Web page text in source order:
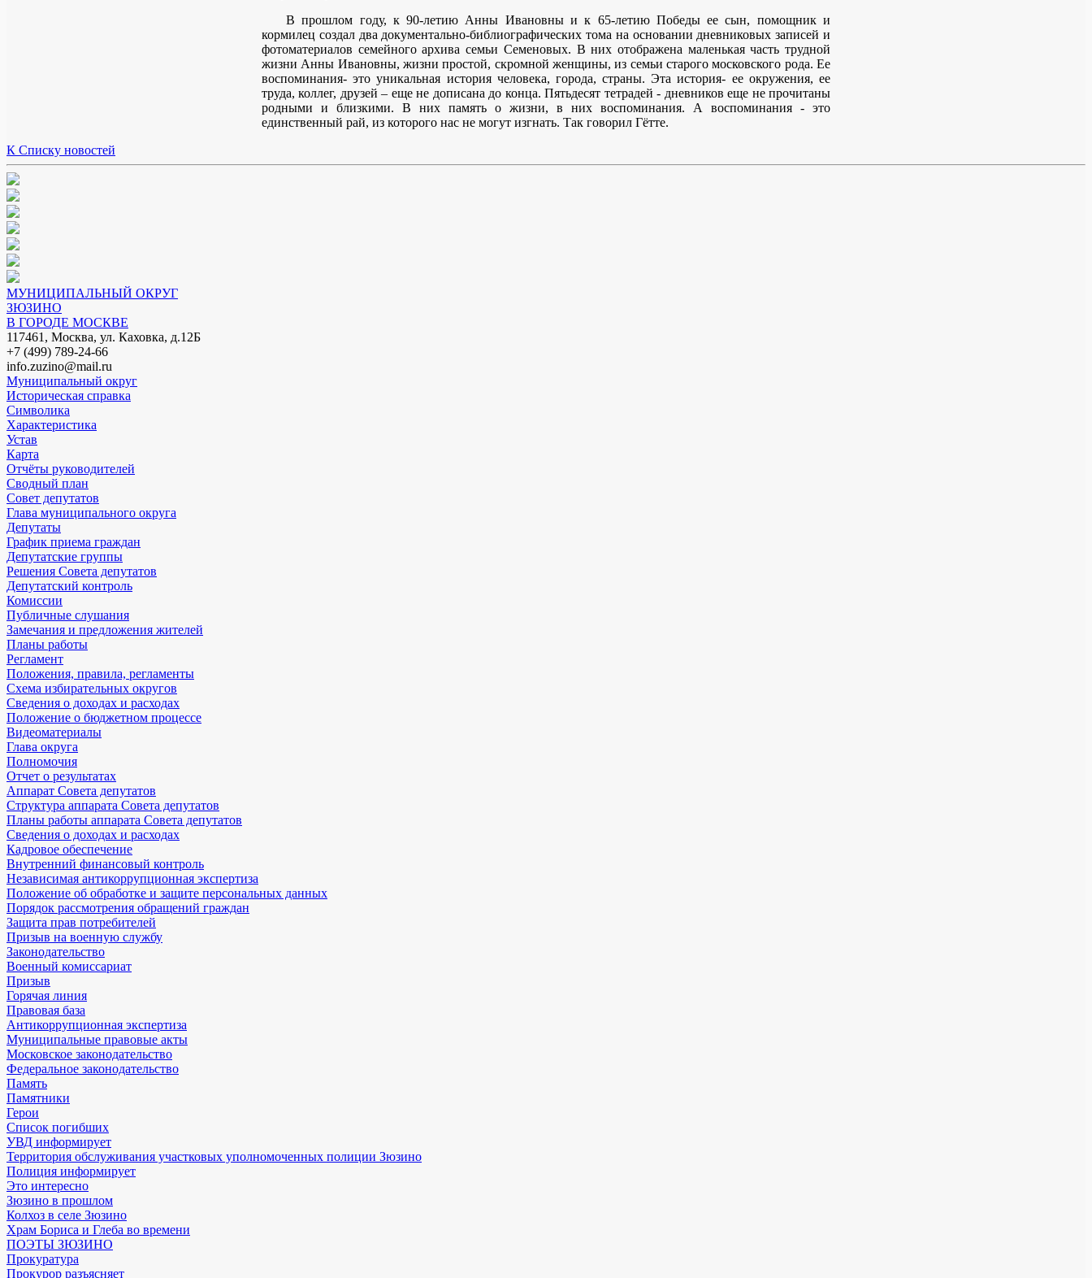
В прошлом году, к 90-летию Анны Ивановны и к 65-летию Победы ее сын, помощник и
кормилец создал два документально-библиографических тома на основании дневниковых записей и
фотоматериалов семейного архива семьи Семеновых. В них отображена маленькая часть трудной
жизни Анны Ивановны, жизни простой, скромной женщины, из семьи старого московского рода. Ее
воспоминания- это уникальная история человека, города, страны. Эта история- ее окружения, ее
труда, коллег, друзей – еще не дописана до конца. Пятьдесят тетрадей - дневников еще не прочитаны
родными и близкими. В них память о жизни, в них воспоминания. А воспоминания - это
единственный рай, из которого нас не могут изгнать. Так говорил Гётте.
К Списку новостей
МУНИЦИПАЛЬНЫЙ ОКРУГ
ЗЮЗИНО
В ГОРОДЕ МОСКВЕ
117461, Москва, ул. Каховка, д.12Б
+7 (499) 789-24-66
info.zuzino@mail.ru
Муниципальный округ
Историческая справка
Символика
Характеристика
Устав
Карта
Отчёты руководителей
Сводный план
Совет депутатов
Глава муниципального округа
Депутаты
График приема граждан
Депутатские группы
Решения Совета депутатов
Депутатский контроль
Комиссии
Публичные слушания
Замечания и предложения жителей
Планы работы
Регламент
Положения, правила, регламенты
Схема избирательных округов
Сведения о доходах и расходах
Положение о бюджетном процессе
Видеоматериалы
Глава округа
Полномочия
Отчет о результатах
Аппарат Совета депутатов
Структура аппарата Совета депутатов
Планы работы аппарата Совета депутатов
Сведения о доходах и расходах
Кадровое обеспечение
Внутренний финансовый контроль
Независимая антикоррупционная экспертиза
Положение об обработке и защите персональных данных
Порядок рассмотрения обращений граждан
Защита прав потребителей
Призыв на военную службу
Законодательство
Военный комиссариат
Призыв
Горячая линия
Правовая база
Антикоррупционная экспертиза
Муниципальные правовые акты
Московское законодательство
Федеральное законодательство
Память
Памятники
Герои
Список погибших
УВД информирует
Территория обслуживания участковых уполномоченных полиции Зюзино
Полиция информирует
Это интересно
Зюзино в прошлом
Колхоз в селе Зюзино
Храм Бориса и Глеба во времени
ПОЭТЫ ЗЮЗИНО
Прокуратура
Прокурор разъясняет